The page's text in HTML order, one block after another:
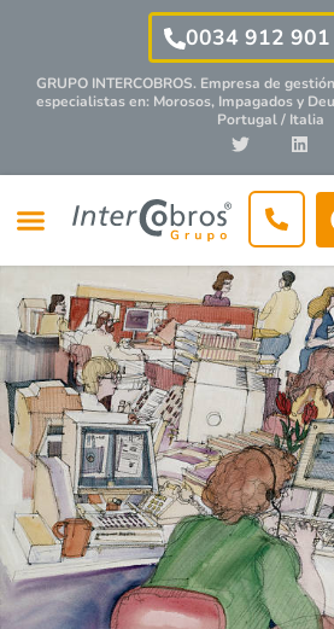
0034 912
GRUPO INTERCOBROS. Empresa de
especialistasen: Morosos, Impagados y
Portugal / Italia